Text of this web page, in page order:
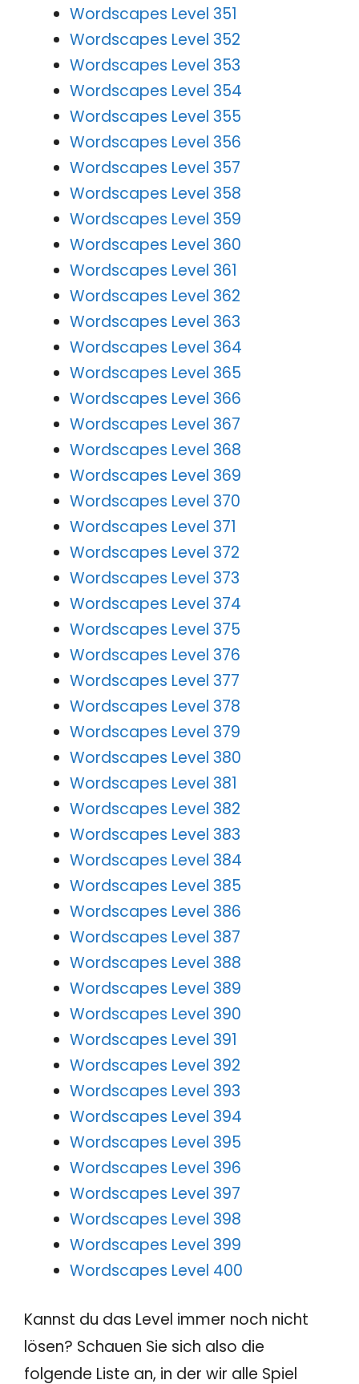
Wordscapes Level 351
Wordscapes Level 352
Wordscapes Level 353
Wordscapes Level 354
Wordscapes Level 355
Wordscapes Level 356
Wordscapes Level 357
Wordscapes Level 358
Wordscapes Level 359
Wordscapes Level 360
Wordscapes Level 361
Wordscapes Level 362
Wordscapes Level 363
Wordscapes Level 364
Wordscapes Level 365
Wordscapes Level 366
Wordscapes Level 367
Wordscapes Level 368
Wordscapes Level 369
Wordscapes Level 370
Wordscapes Level 371
Wordscapes Level 372
Wordscapes Level 373
Wordscapes Level 374
Wordscapes Level 375
Wordscapes Level 376
Wordscapes Level 377
Wordscapes Level 378
Wordscapes Level 379
Wordscapes Level 380
Wordscapes Level 381
Wordscapes Level 382
Wordscapes Level 383
Wordscapes Level 384
Wordscapes Level 385
Wordscapes Level 386
Wordscapes Level 387
Wordscapes Level 388
Wordscapes Level 389
Wordscapes Level 390
Wordscapes Level 391
Wordscapes Level 392
Wordscapes Level 393
Wordscapes Level 394
Wordscapes Level 395
Wordscapes Level 396
Wordscapes Level 397
Wordscapes Level 398
Wordscapes Level 399
Wordscapes Level 400
Kannst du das Level immer noch nicht
lösen? Schauen Sie sich also die
folgende Liste an, in der wir alle Spiel